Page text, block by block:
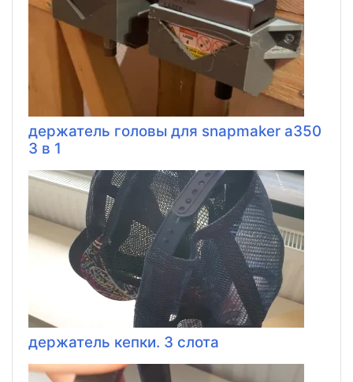
держатель головы для snapmaker a350
3 в 1
держатель кепки. 3 слота